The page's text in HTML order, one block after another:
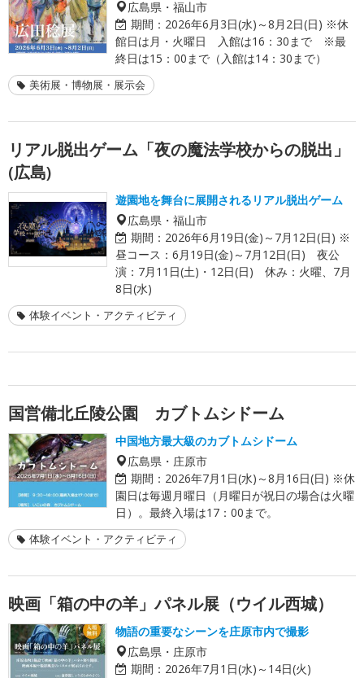
広島県・福山市
期間： 2026年6月3日(水)～8月2日(日) ※休
館日は月・火曜日 入館は16：30まで ※最
終日は15：00まで（入館は14：30まで）
美術展・博物展・展示会
リアル脱出ゲーム「夜の魔法学校からの脱出」
(広島)
遊園地を舞台に展開されるリアル脱出ゲーム
広島県・福山市
期間： 2026年6月19日(金)～7月12日(日) ※
昼コース：6月19日(金)～7月12日(日) 夜公
演：7月11日(土)・12日(日) 休み：火曜、7月
8日(水)
体験イベント・アクティビティ
国営備北丘陵公園 カブトムシドーム
中国地方最大級のカブトムシドーム
広島県・庄原市
期間： 2026年7月1日(水)～8月16日(日) ※休
園日は毎週月曜日（月曜日が祝日の場合は火曜
日）。最終入場は17：00まで。
体験イベント・アクティビティ
映画「箱の中の羊」パネル展（ウイル西城）
物語の重要なシーンを庄原市内で撮影
広島県・庄原市
期間： 2026年7月1日(水)～14日(火)